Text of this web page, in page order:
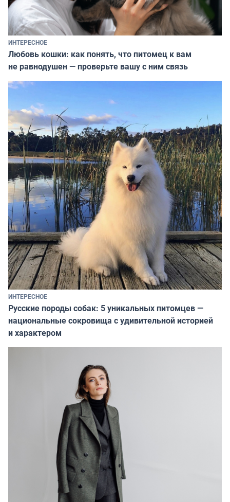
ИНТЕРЕСНОЕ
Любовь кошки: как понять, что питомец к вам
не равнодушен — проверьте вашу с ним связь
ИНТЕРЕСНОЕ
Русские породы собак: 5 уникальных питомцев —
национальные сокровища с удивительной историей
и характером